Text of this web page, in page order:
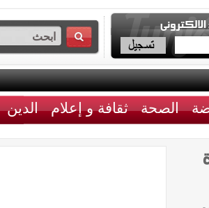
الصحة ثقافة و إعلام الدين